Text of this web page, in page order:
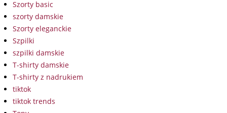
Szorty basic
szorty damskie
Szorty eleganckie
Szpilki
szpilki damskie
T-shirty damskie
T-shirty z nadrukiem
tiktok
tiktok trends